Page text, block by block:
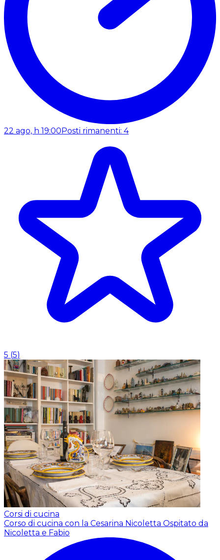
22 ago, h 19:00Posti rimanenti: 4
5 (5)
Corsi di cucina
Corso di cucina con la Cesarina Nicoletta Ospitato da
Nicoletta e Fabio